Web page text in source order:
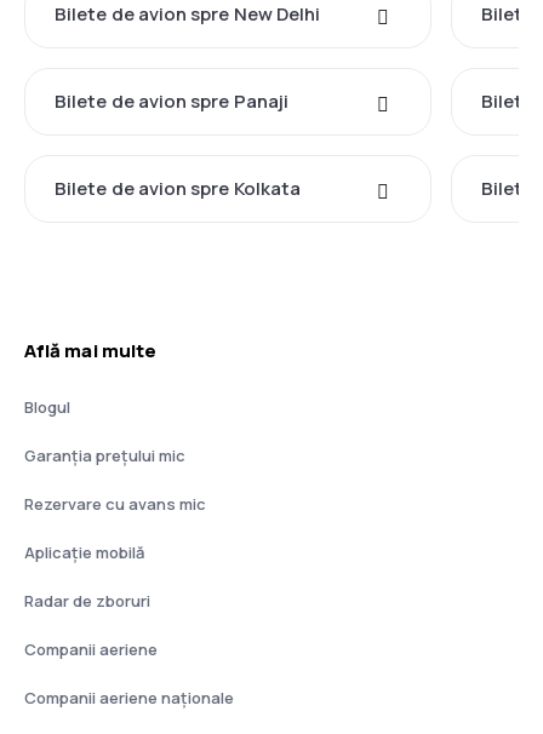
Bilete de avion spre New Delhi Bilete
Bilete de avion spre Panaji Bilete
Bilete de avion spre Kolkata Bilete
Află mai multe
Blogul
Garanția prețului mic
Rezervare cu avans mic
Aplicație mobilă
Radar de zboruri
Companii aeriene
Companii aeriene naţionale